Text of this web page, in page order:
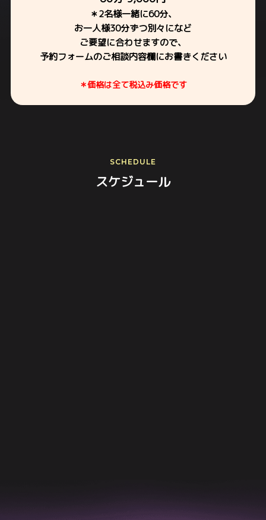
＊2名様⼀緒に60分、
お⼀⼈様30分ずつ別々になど
ご要望に合わせますので、
予約フォームのご相談内容欄にお書きください
＊価格は全て税込み価格です
SCHEDULE
スケジュール